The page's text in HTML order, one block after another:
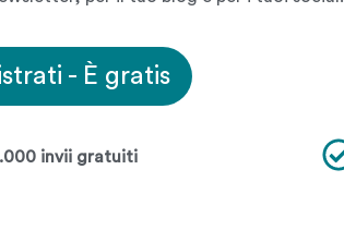
- È gratis
invii gratuiti